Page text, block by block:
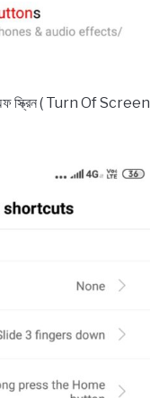
অফ স্ক্রিন ( Turn Of Screen